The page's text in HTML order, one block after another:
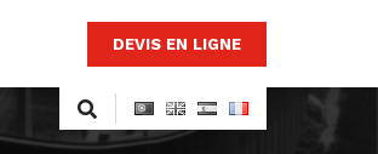
DEVIS EN LIGNE